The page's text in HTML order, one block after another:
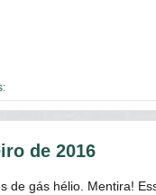
de 2016
de gás hélio. Mentira!